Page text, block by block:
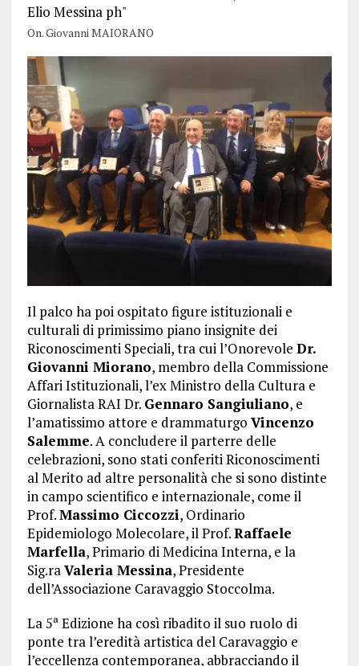
On. Giovanni MAIORANO
Il palco ha poi ospitato figure istituzionali e
culturali di primissimo piano insignite dei
Riconoscimenti Speciali, tra cui l’Onorevole Dr.
Giovanni Miorano, membro della Commissione
Affari Istituzionali, l’ex Ministro della Cultura e
Giornalista RAI Dr. Gennaro Sangiuliano, e
l’amatissimo attore e drammaturgo Vincenzo
Salemme. A concludere il parterre delle
celebrazioni, sono stati conferiti Riconoscimenti
al Merito ad altre personalità che si sono distinte
in campo scientifico e internazionale, come il
Prof.Massimo Ciccozzi, Ordinario
Epidemiologo Molecolare, il Prof.Raffaele
Marfella, Primario di Medicina Interna, e la
Sig.raValeria Messina, Presidente
dell’Associazione Caravaggio Stoccolma.
La 5ª Edizione ha così ribadito il suo ruolo di
ponte tra l’eredità artistica del Caravaggio e
l’eccellenza contemporanea, abbracciando il